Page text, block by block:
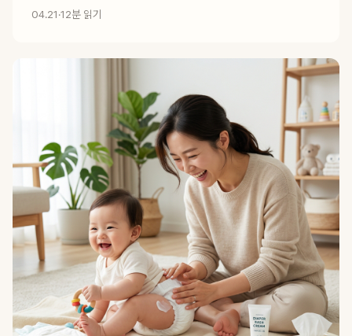
04.21·12분 읽기